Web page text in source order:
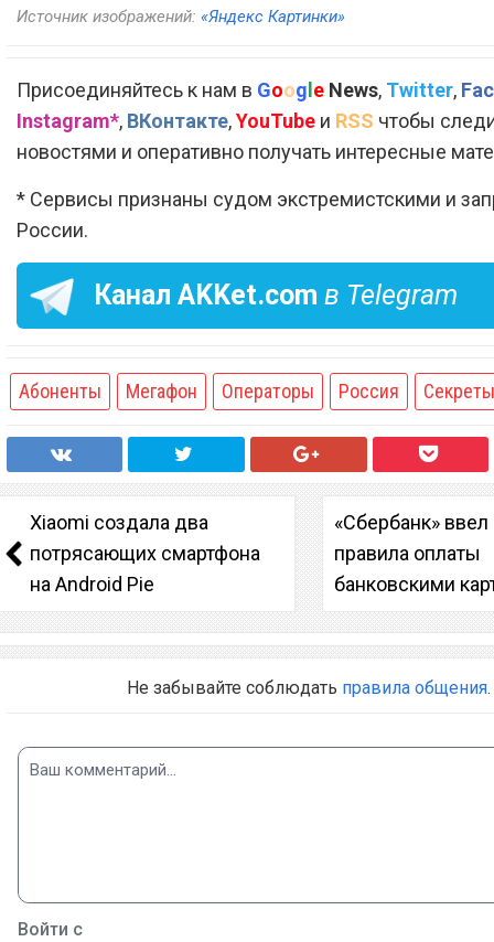
Источник изображений: «Яндекс Картинки»
Присоединяйтесь к нам в Goog e News, Twitter,
Instagram*, ВКонтакте,YouTube и RSS чтобы
новостями и оперативно получать интересные
* Сервисы признаны судом экстремистскими и
России.
Канал AKKet.com в Telegram
Абоненты Мегафон Операторы Россия Секреты
Xiaomi создала два
потрясающих смартфона
на Android Pie
«Сбербанк»
правила оплаты
банковскими
Не забывайте соблюдать правила общения.
Войти с